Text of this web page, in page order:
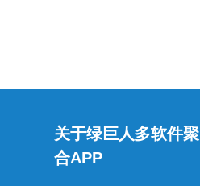
关于绿巨人多软件聚
合APP